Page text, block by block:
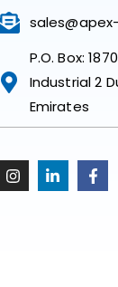
P.O. Box:
Industrial 2
Emirates